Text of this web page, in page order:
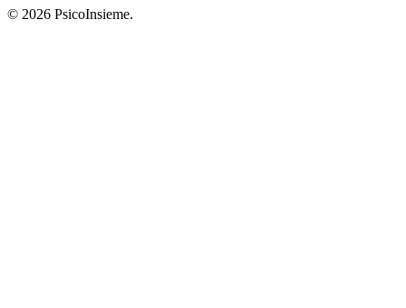
© 2026 PsicoInsieme.